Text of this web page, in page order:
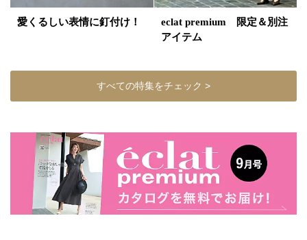
愛くるしい表情に釘付け！
eclat premium 限定＆別注
アイテム
すべての特集をチェック >